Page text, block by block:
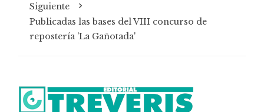
Siguiente
Publicadas las bases del VIII concurso de
repostería 'La Gañotada'